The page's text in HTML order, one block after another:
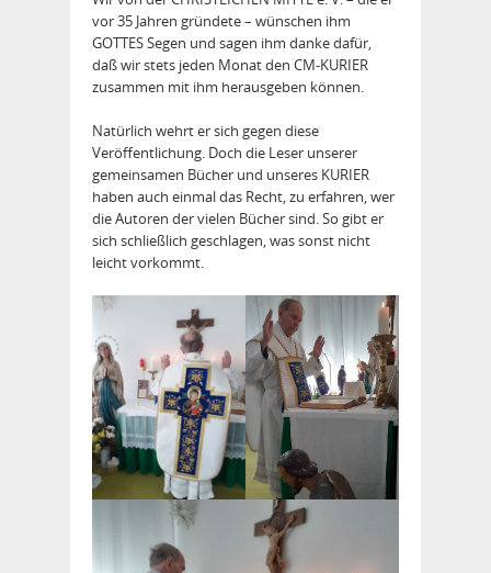
vor 35 Jahren gründete – wünschen ihm
GOTTES Segen und sagen ihm danke dafür,
daß wir stets jeden Monat den CM-KURIER
zusammen mit ihm herausgeben können.
Natürlich wehrt er sich gegen diese
Veröffentlichung. Doch die Leser unserer
gemeinsamen Bücher und unseres KURIER
haben auch einmal das Recht, zu erfahren, wer
die Autoren der vielen Bücher sind. So gibt er
sich schließlich geschlagen, was sonst nicht
leicht vorkommt.